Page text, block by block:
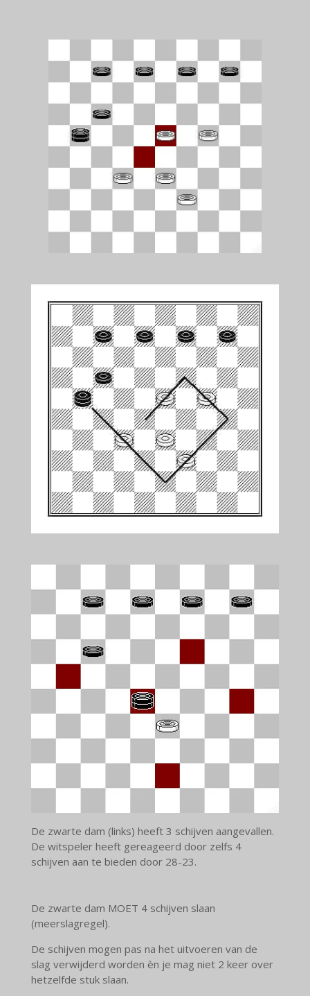
De zwarte dam (links) heeft 3 schijven aangevallen.
De witspeler heeft gereageerd door zelfs 4
schijven aan te bieden door 28-23.
De zwarte dam MOET 4 schijven slaan
(meerslagregel).
De schijven mogen pas na het uitvoeren van de
slag verwijderd worden èn je mag niet 2 keer over
hetzelfde stuk slaan.